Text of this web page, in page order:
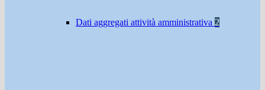
Dati aggregati attività amministrativa 2